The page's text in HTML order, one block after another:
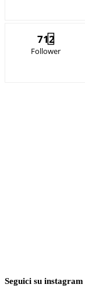
712
Follower
Seguici su instagram